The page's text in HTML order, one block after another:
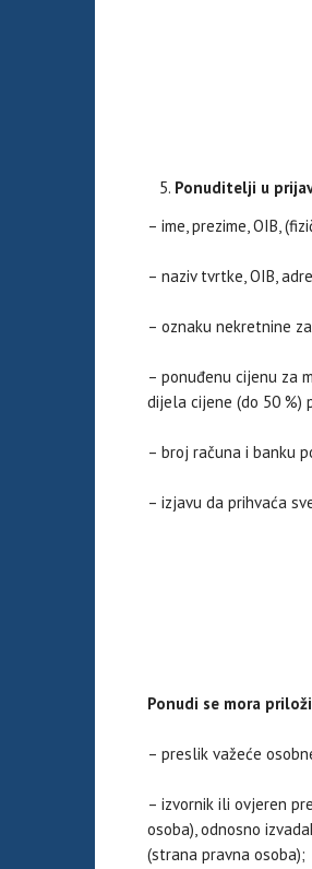
Ponuditelji u
– ime, prezime, OIB,
– naziv tvrtke, OIB,
– oznaku nekretnine
– ponuđenu cijenu za m
dijela cijene (do 50 %)
– broj računa i banku
– izjavu da prihvaća
Ponudi se mora
– preslik važeće
– izvornik ili ovjeren
osoba), odnosno
(strana pravna osoba);